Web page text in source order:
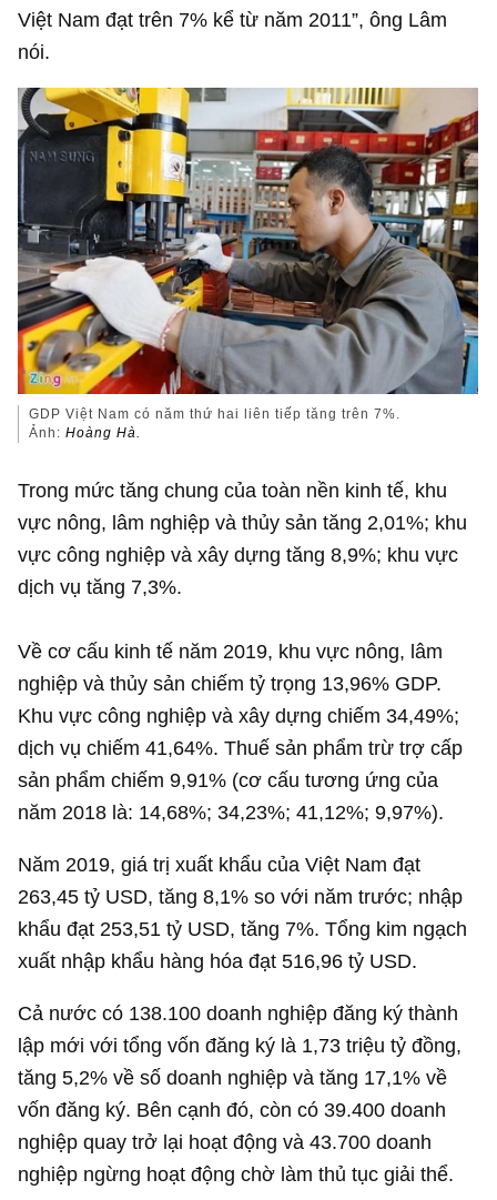
Việt Nam đạt trên 7% kể từ năm 2011”, ông Lâm
nói.
GDP Việt Nam có năm thứ hai liên tiếp tăng trên 7%.
Ảnh:Hoàng Hà.
Trong mức tăng chung của toàn nền kinh tế, khu
vực nông, lâm nghiệp và thủy sản tăng 2,01%; khu
vực công nghiệp và xây dựng tăng 8,9%; khu vực
dịch vụ tăng 7,3%.
Về cơ cấu kinh tế năm 2019, khu vực nông, lâm
nghiệp và thủy sản chiếm tỷ trọng 13,96% GDP.
Khu vực công nghiệp và xây dựng chiếm 34,49%;
dịch vụ chiếm 41,64%. Thuế sản phẩm trừ trợ cấp
sản phẩm chiếm 9,91% (cơ cấu tương ứng của
năm 2018 là: 14,68%; 34,23%; 41,12%; 9,97%).
Năm 2019, giá trị xuất khẩu của Việt Nam đạt
263,45 tỷ USD, tăng 8,1% so với năm trước; nhập
khẩu đạt 253,51 tỷ USD, tăng 7%. Tổng kim ngạch
xuất nhập khẩu hàng hóa đạt516,96 tỷ USD.
Cả nước có 138.100 doanh nghiệp đăng ký thành
lập mới với tổng vốn đăng ký là 1,73 triệu tỷ đồng,
tăng 5,2% về số doanh nghiệp và tăng 17,1% về
vốn đăng ký. Bên cạnh đó, còn có 39.400 doanh
nghiệp quay trở lại hoạt động và 43.700 doanh
nghiệp ngừng hoạt động chờ làm thủ tục giải thể.